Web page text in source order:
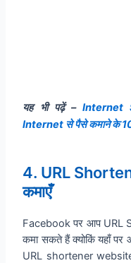
यह भी पढ़ें – Internet
Internet से पैसे कमाने के
4. URL
कमाएँ
Facebook पर आप URL
कमा सकते हैं क्योकिं यहाँ
URL shortener